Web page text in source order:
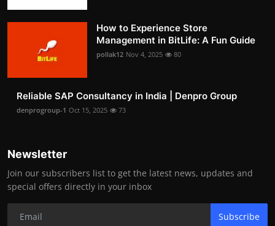
How to Experience Store
Management in BitLife: A Fun Guide
pollak12 Nov 4, 2025 80
Reliable SAP Consultancy in India | Denpro Group
denprogroup-1 Oct 15, 2025 73
Newsletter
Join our subscribers list to get the latest news, updates and
special offers directly in your inbox
Subscribe